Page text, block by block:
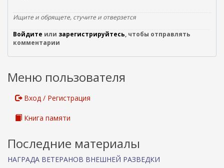
к
)
с
к
Ищите и обрящете, стучите и отверзется
Войдите или зарегистрируйтесь, чтобы отправлять
комментарии
Меню пользователя
Вход / Регистрация
Книга памяти
Последние материалы
НАГРАДА ВЕТЕРАНОВ ВНЕШНЕЙ РАЗВЕДКИ